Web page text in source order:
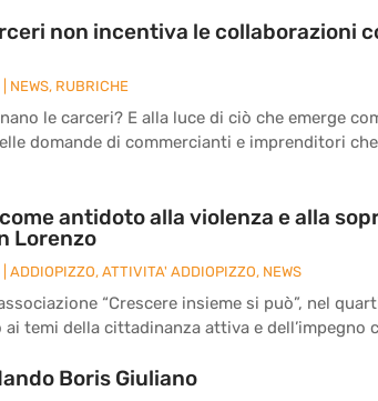
non incentiva le collaborazioni
NEWS, RUBRICHE
le carceri? E alla luce di ciò che emerge
domande di commercianti e imprenditori
antidoto alla violenza e alla
Lorenzo
ADDIOPIZZO, ATTIVITA' ADDIOPIZZO, NEWS
“Crescere insieme si può”, nel
temi della cittadinanza attiva e dell’impegno
Boris Giuliano